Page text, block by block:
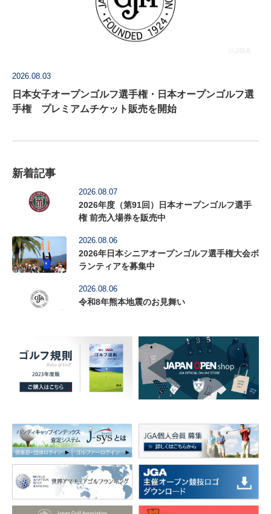
2026.08.03
日本女子オープンゴルフ選手権・日本オープンゴルフ選
手権 プレミアムチケット販売を開始
新着記事
2026.08.07
2026年度（第91回）日本オープンゴルフ選手
権 前売入場券を販売中
2026.08.06
2026年日本シニアオープンゴルフ選手権大会ボ
ランティアを募集中
2026.08.06
令和8年熊本地震のお見舞い